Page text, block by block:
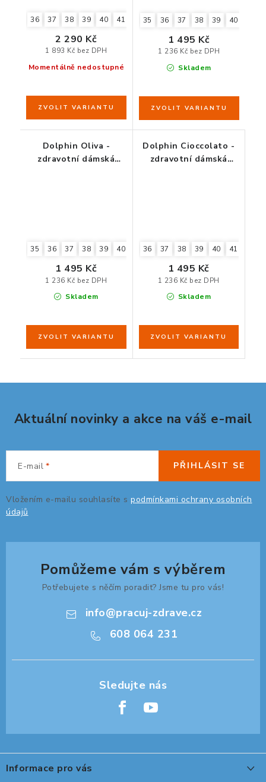
36 37 38 39 40 41
Momentálně nedostupné
1 893 Kč bez DPH
2 290 Kč
35 36 37 38 39 40
Skladem
1 236 Kč bez DPH
1 495 Kč
Dolphin Oliva -
zdravotní dámská
35 36 37 38 39 40
Skladem
1 236 Kč bez DPH
1 495 Kč
Dolphin Cioccolato -
zdravotní dámská
36 37 38 39 40 41
Skladem
1 236 Kč bez DPH
1 495 Kč
Aktuální novinky a akce na váš e-mail
E-mail
Vložením e-mailu souhlasíte s podmínkami ochrany osobních
údajů
PŘIHLÁSIT SE
Pomůžeme vám s výběrem
Potřebujete s něčím poradit? Jsme tu pro vás!
info@pracuj-zdrave.cz
608 064 231
á
pInformace pro vás